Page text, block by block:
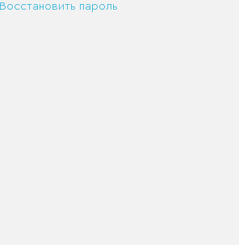
Восстановить пароль